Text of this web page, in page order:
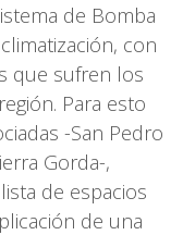
de Bomba
con
que sufren los
Para esto
-San Pedro
Gorda-,
de espacios
de una